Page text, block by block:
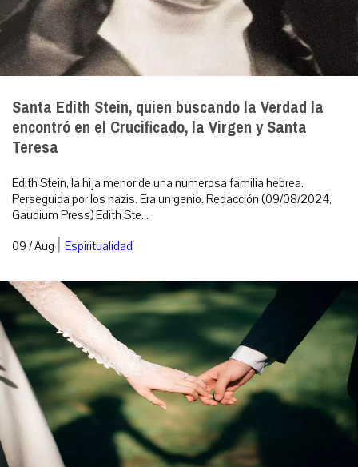
Santa Edith Stein, quien buscando la Verdad la
encontró en el Crucificado, la Virgen y Santa
Teresa
Edith Stein, la hija menor de una numerosa familia hebrea.
Perseguida por los nazis. Era un genio. Redacción (09/08/2024,
Gaudium Press) Edith Ste...
09 / Aug | Espiritualidad